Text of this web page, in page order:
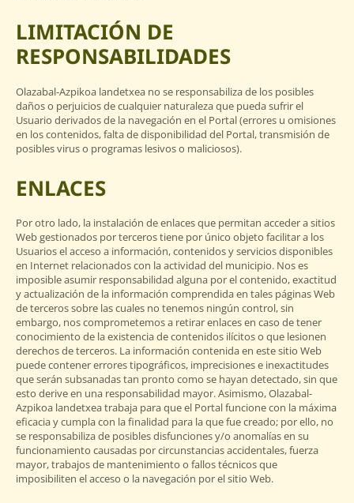
LIMITACIÓN DE
RESPONSABILIDADES
Olazabal-Azpikoa landetxea no se responsabiliza de los posibles
daños o perjuicios de cualquier naturaleza que pueda sufrir el
Usuario derivados de la navegación en el Portal (errores u omisiones
en los contenidos, falta de disponibilidad del Portal, transmisión de
posibles virus o programas lesivos o maliciosos).
ENLACES
Por otro lado, la instalación de enlaces que permitan acceder a sitios
Web gestionados por terceros tiene por único objeto facilitar a los
Usuarios el acceso a información, contenidos y servicios disponibles
en Internet relacionados con la actividad del municipio. Nos es
imposible asumir responsabilidad alguna por el contenido, exactitud
y actualización de la información comprendida en tales páginas Web
de terceros sobre las cuales no tenemos ningún control, sin
embargo, nos comprometemos a retirar enlaces en caso de tener
conocimiento de la existencia de contenidos ilícitos o que lesionen
derechos de terceros. La información contenida en este sitio Web
puede contener errores tipográficos, imprecisiones e inexactitudes
que serán subsanadas tan pronto como se hayan detectado, sin que
esto derive en una responsabilidad mayor. Asimismo, Olazabal-
Azpikoa landetxea trabaja para que el Portal funcione con la máxima
eficacia y cumpla con la finalidad para la que fue creado; por ello, no
se responsabiliza de posibles disfunciones y/o anomalías en su
funcionamiento causadas por circunstancias accidentales, fuerza
mayor, trabajos de mantenimiento o fallos técnicos que
imposibiliten el acceso o la navegación por el sitio Web.